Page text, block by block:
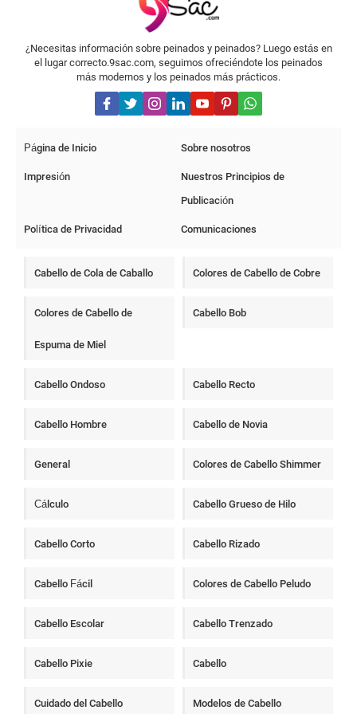
saçlarınıza yeni bir canlılık katabilirsiniz. Unutmayın, saçlarınıza
ışıltı katarken doğal görünümü korumak önemlidir ve bu işlemi
profesyonel bir kuaförden yardım alarak gerçekleştirmeniz daha
uygun olacaktır.
¿Necesitas información sobre peinados y peinados? Luego estás en
el lugar correcto.9sac.com, seguimos ofreciéndote los peinados
más modernos y los peinados más prácticos.
Página de Inicio
Sobre nosotros
Impresión
Nuestros Principios de
Publicación
Política de Privacidad
Comunicaciones
Cabello de Cola de Caballo Colores de Cabello de Cobre
Colores de Cabello de
Espuma de Miel
Cabello Bob
Cabello Ondoso Cabello Recto
Cabello Hombre Cabello de Novia
General Colores de Cabello Shimmer
Cálculo Cabello Grueso de Hilo
Cabello Corto Cabello Rizado
Cabello Fácil Colores de Cabello Peludo
Cabello Escolar Cabello Trenzado
Cabello Pixie Cabello
Cuidado del Cabello Modelos de Cabello